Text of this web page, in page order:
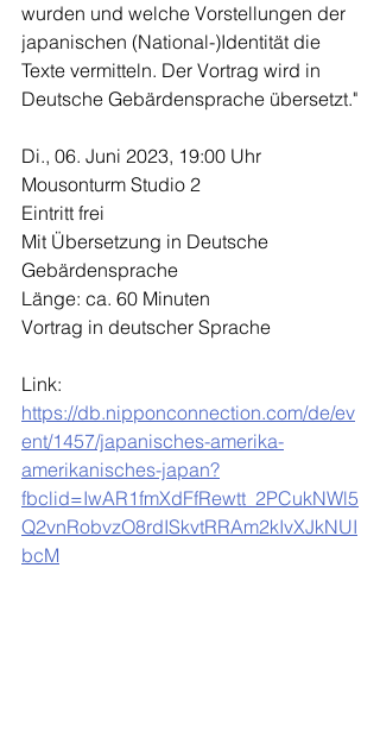
wurden und welche Vorstellungen der
japanischen (National-)Identität die
Texte vermitteln. Der Vortrag wird in
Deutsche Gebärdensprache übersetzt."
Di., 06. Juni 2023, 19:00 Uhr
Mousonturm Studio 2
Eintritt frei
Mit Übersetzung in Deutsche
Gebärdensprache
Länge: ca. 60 Minuten
Vortrag in deutscher Sprache
Link:
https://db.nipponconnection.com/de/ev
ent/1457/japanisches-amerika-
amerikanisches-japan?
fbclid=IwAR1fmXdFfRewtt_2PCukNWl5
Q2vnRobvzO8rdISkvtRRAm2kIvXJkNUI
bcM